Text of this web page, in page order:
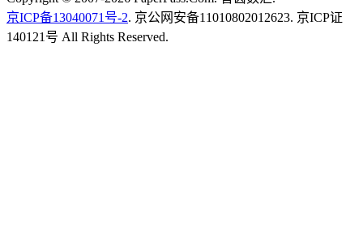
京ICP备13040071号-2. 京公网安备11010802012623. 京ICP证
140121号 All Rights Reserved.